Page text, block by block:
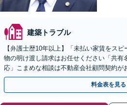
建築トラブル
【弁護士歴10年以上】「未払い家賃をス
物の明け渡し請求はお任せください「共有
応」こまめな相談は不動産会社顧問契約が
応】【WEB相談可】【錦糸町3分】
料金表を見る